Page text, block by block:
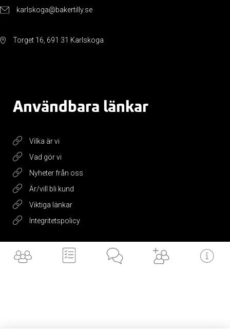
karlskoga@bakertilly.se
Torget 16, 691 31 Karlskoga
Användbara länkar
Vilka är vi
Vad gör vi
Nyheter från oss
Är/vill bli kund
Viktiga länkar
Integritetspolicy